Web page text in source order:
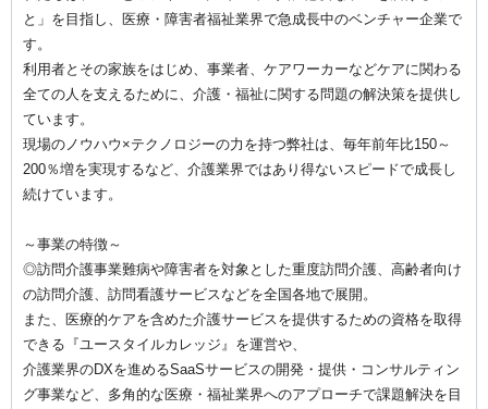
と」を目指し、医療・障害者福祉業界で急成長中のベンチャー企業で
す。
利用者とその家族をはじめ、事業者、ケアワーカーなどケアに関わる
全ての人を支えるために、介護・福祉に関する問題の解決策を提供し
ています。
現場のノウハウ×テクノロジーの力を持つ弊社は、毎年前年比150～
200％増を実現するなど、介護業界ではあり得ないスピードで成長し
続けています。
～事業の特徴～
◎訪問介護事業難病や障害者を対象とした重度訪問介護、高齢者向け
の訪問介護、訪問看護サービスなどを全国各地で展開。
また、医療的ケアを含めた介護サービスを提供するための資格を取得
できる『ユースタイルカレッジ』を運営や、
介護業界のDXを進めるSaaSサービスの開発・提供・コンサルティン
グ事業など、多角的な医療・福祉業界へのアプローチで課題解決を目